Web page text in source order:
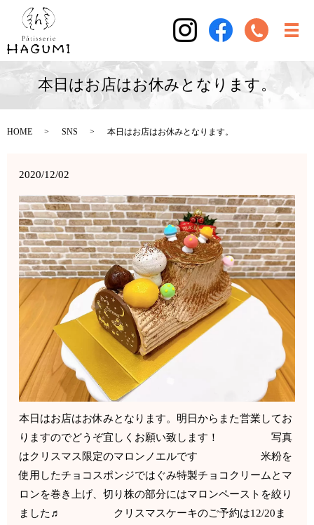
本日はお店はお休みとなります。
HOME SNS 本日はお店はお休みとなります。
2020/12/02
本日はお店はお休みとなります。明日からまた営業してお
りますのでどうぞ宜しくお願い致します！ 写真
はクリスマス限定のマロンノエルです 米粉を
使用したチョコスポンジではぐみ特製チョコクリームとマ
ロンを巻き上げ、切り株の部分にはマロンペーストを絞り
ました♬ クリスマスケーキのご予約は12/20ま